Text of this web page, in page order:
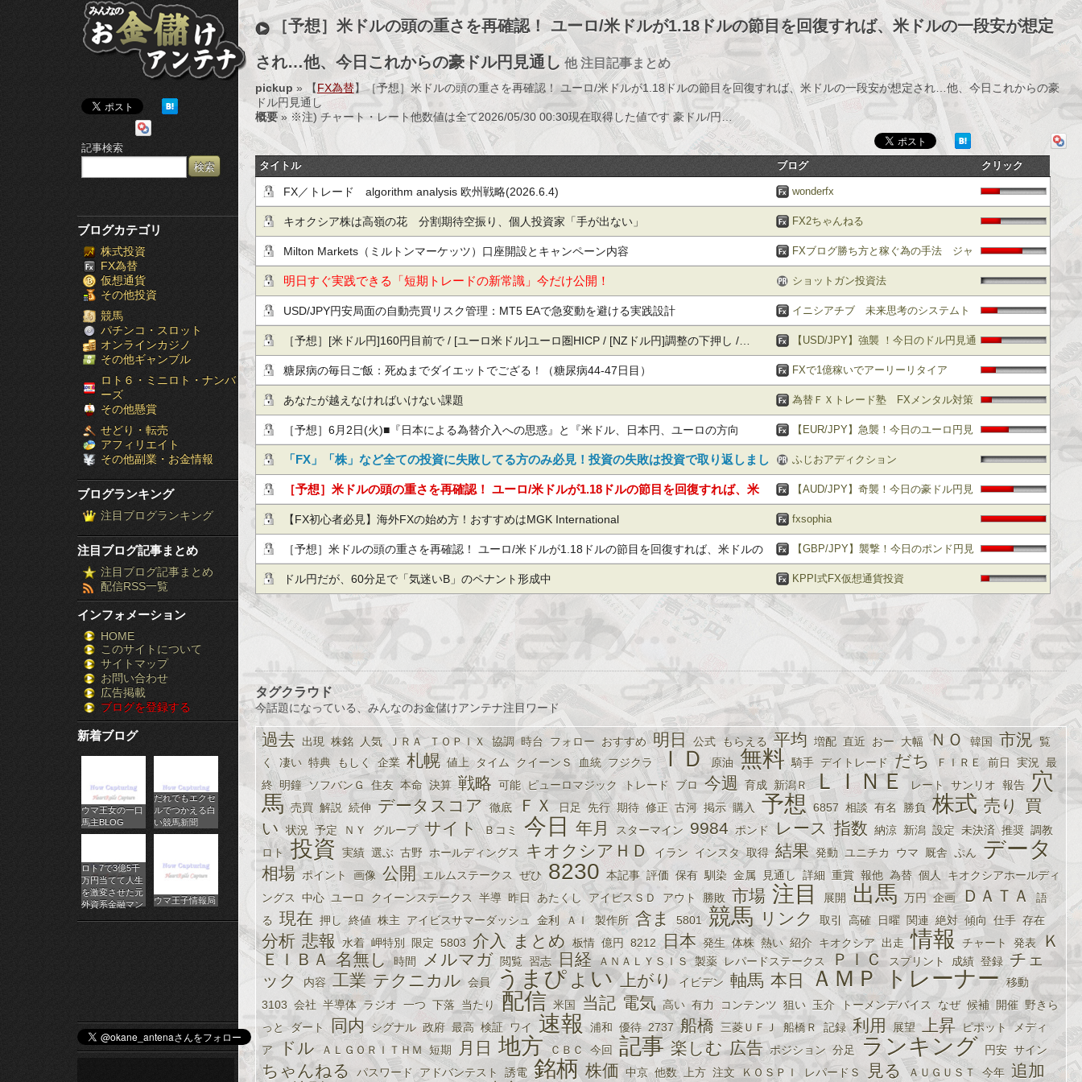
み
ん
な
の
お
金
儲
け
ア
ン
テ
ナ
［ブ
ロ
グ
ラ
ン
キ
ン
グ］-
株
競
馬
パ
チ
ス
ロ
オ
ン
ラ
イ
ン
ジ
記事検索
ブログカテゴリ
株式投資
FX為替
仮想通貨
その他投資
競馬
パチンコ・スロット
オンラインカジノ
その他ギャンブル
ロト６・ミニロト・ナンバ
ーズ
その他懸賞
せどり・転売
アフィリエイト
その他副業・お金情報
ブログランキング
注目ブログランキング
注目ブログ記事まとめ
注目ブログ記事まとめ
配信RSS一覧
インフォメーション
HOME
このサイトについて
サイトマップ
お問い合わせ
広告掲載
ブログを登録する
新着ブログ
ウマ王女の一口
馬主BLOG
だれでもエクセ
ルでつかえる白
い競馬新聞
ロト7で3億5千
万円当てて人生
を激変させた元
外資系金融マン
ウマ王子情報局
［予想］米ドルの頭の重さを再確認！ ユーロ/米ドルが1.18ドルの節目を回復すれば、米ドルの一段安が想定
され…他、今日これからの豪ドル円見通し 他 注目記事まとめ
pickup » 【FX為替】［予想］米ドルの頭の重さを再確認！ ユーロ/米ドルが1.18ドルの節目を回復すれば、米ドルの一段安が想定され…他、今日これからの豪
ドル円見通し
概要» ※注) チャート・レート他数値は全て2026/05/30 00:30現在取得した値です 豪ドル/円…
タイトル ブログ クリック
FX／トレード algorithm analysis 欧州戦略(2026.6.4) wonderfx
キオクシア株は高嶺の花 分割期待空振り、個人投資家「手が出ない」 FX2ちゃんねる
Milton Markets（ミルトンマーケッツ）口座開設とキャンペーン内容 FXブログ勝ち方と稼ぐ為の手法 ジャ
ンボ尾形
明日すぐ実践できる「短期トレードの新常識」今だけ公開！ ショットガン投資法
USD/JPY円安局面の自動売買リスク管理：MT5 EAで急変動を避ける実践設計 イニシアチブ 未来思考のシステムト
レーダー
［予想］[米ドル円]160円目前で / [ユーロ米ドル]ユーロ圏HICP / [NZドル円]調整の下押し /…
他、今日これからのドル円見通し
【USD/JPY】強襲 ！今日のドル円見通
し［fx外国為替予想まとめ］
糖尿病の毎日ご飯：死ぬまでダイエットでござる！（糖尿病44-47日目） FXで1億稼いでアーリーリタイア
あなたが越えなければいけない課題 為替ＦＸトレード塾 FXメンタル対策
BLOG FX初心者も大歓迎！
［予想］6月2日(火)■『日本による為替介入への思惑』と『米ドル、日本円、ユーロの方向
性』、そして『主要な株…他、今日これからのユーロ円見通し
【EUR/JPY】急襲！今日のユーロ円見
通し［fx外国為替予想まとめ］
「FX」「株」など全ての投資に失敗してる方のみ必見！投資の失敗は投資で取り返しまし
ょう！
ふじおアディクション
［予想］米ドルの頭の重さを再確認！ ユーロ/米ドルが1.18ドルの節目を回復すれば、米
ドルの一段安が想定され…他、今日これからの豪ドル円見通し
【AUD/JPY】奇襲！今日の豪ドル円見
通し［fx外国為替予想まとめ］
【FX初心者必見】海外FXの始め方！おすすめはMGK International fxsophia
［予想］米ドルの頭の重さを再確認！ ユーロ/米ドルが1.18ドルの節目を回復すれば、米ドルの
一段安が想定され…他、今日これからのポンド円見通し
【GBP/JPY】襲撃！今日のポンド円見
通し［fx外国為替予想ログ］
ドル円だが、60分足で「気迷いB」のペナント形成中 KPPI式FX仮想通貨投資
タグクラウド
今話題になっている、みんなのお金儲けアンテナ注目ワード
過去 出現 株銘 人気 ＪＲＡ ＴＯＰＩＸ 協調 時台 フォロー おすすめ 明日 公式 もらえる 平均 増配 直近 おー 大幅 ＮＯ 韓国 市況
覧
く
凄い 特典 もしく 企業 札幌 値上 タイム クイーンＳ 血統 フジクラ ＩＤ 原油 無料 騎手 デイトレード だち ＦＩＲＥ 前日 実況
最
終 明鐘 ソフバンＧ 住友 本命 決算 戦略 可能 ピューロマジック トレード ブロ 今週 育成 新潟Ｒ ＬＩＮＥ レート サンリオ 報告
穴
馬 売買 解説 続伸 データスコア 徹底 ＦＸ 日足 先行 期待 修正 古河 掲示 購入 予想 6857 相談 有名 勝負 株式 売り 買
い
状況 予定 ＮＹ グループ サイト Ｂコミ 今日 年月 スターマイン 9984 ポンド レース 指数 納涼 新潟 設定 未決済 推奨 調教
ロト
投資 実績 選ぶ 古野 ホールディングス キオクシアＨＤ イラン インスタ 取得 結果 発動 ユニチカ ウマ 厩舎 ぷん データ
相場 ポイント 画像 公開 エルムステークス ぜひ 8230 本記事 評価 保有 馴染 金属 見通し 詳細 重賞 報他 為替 個人
キオクシアホールディ
ングス
中心 ユーロ クイーンステークス 半導 昨日 あたくし アイビスＳＤ アウト 勝敗 市場 注目 展開 出馬 万円 企画 ＤＡＴＡ
語
る
現在 押し 終値 株主 アイビスサマーダッシュ 金利 ＡＩ 製作所 含ま 5801 競馬 リンク 取引 高確 日曜 関連 絶対 傾向 仕手 存在
分析 悲報 水着 岬特別 限定 5803 介入 まとめ 板情 億円 8212 日本 発生 体株 熱い 紹介 キオクシア 出走 情報 チャート 発表
Ｋ
ＥＩＢＡ 名無し 時間 メルマガ 閲覧 習志 日経 ＡＮＡＬＹＳＩＳ 製薬 レパードステークス ＰＩＣ スプリント 成績 登録 チェ
ック
内容 工業 テクニカル 会員 うまぴょい 上がり イビデン 軸馬 本日 ＡＭＰ トレーナー
移動
3103 会社 半導体 ラジオ 一つ 下落 当たり 配信 米国 当記 電気 高い 有力 コンテンツ 狙い 玉介 トーメンデバイス なぜ 候補 開催 野きら
っと
ダート 同内 シグナル 政府 最高 検証 ワイ 速報 浦和 優待 2737 船橋 三菱ＵＦＪ 船橋Ｒ 記録 利用 展望 上昇 ピポット
メディ
ア
ドル ＡＬＧＯＲＩＴＨＭ 短期 月日 地方 ＣＢＣ 今回 記事 楽しむ 広告 ポジション 分足 ランキング 円安 サイン
ちゃんねる パスワード アドバンテスト 誘電 銘柄 株価 中京 他数 上方 注文 ＫＯＳＰＩ レパードＳ 見る ＡＵＧＵＳＴ 今年 追加